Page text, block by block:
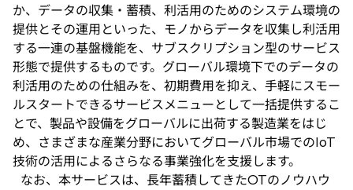
か、データの収集・蓄積、利活用のためのシステム環境の
提供とその運用といった、モノからデータを収集し利活用
する一連の基盤機能を、サブスクリプション型のサービス
形態で提供するものです。グローバル環境下でのデータの
利活用のための仕組みを、初期費用を抑え、手軽にスモー
ルスタートできるサービスメニューとして一括提供するこ
とで、製品や設備をグローバルに出荷する製造業をはじ
め、さまざまな産業分野においてグローバル市場でのIoT
技術の活用によるさらなる事業強化を支援します。
なお、本サービスは、長年蓄積してきたOTのノウハウ